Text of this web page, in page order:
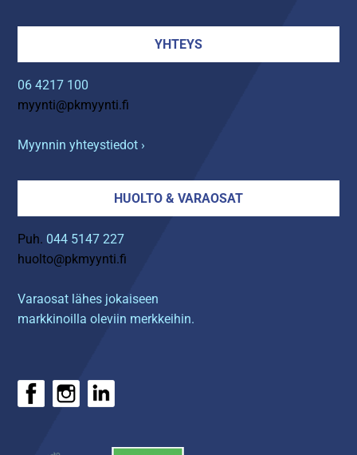
YHTEYS
06 4217 100
myynti@pkmyynti.fi
Myynnin yhteystiedot ›
HUOLTO & VARAOSAT
Puh. 044 5147 227
huolto@pkmyynti.fi
Varaosat lähes jokaiseen
markkinoilla oleviin merkkeihin.